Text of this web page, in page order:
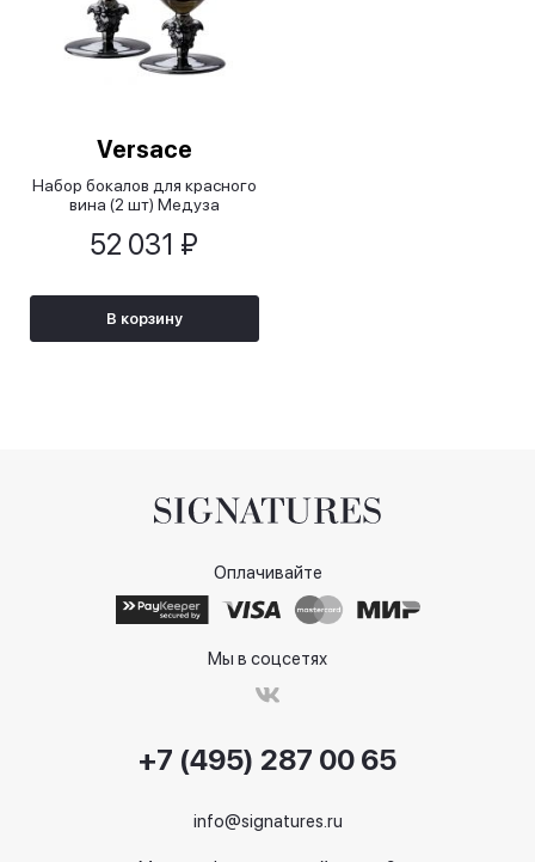
Versace
Набор бокалов для красного
вина (2 шт) Медуза
издание/Medusa Lumiere
52 031 ₽
В корзину
Оплачивайте
Мы в соцсетях
+7 (495) 287 00 65
info@signatures.ru